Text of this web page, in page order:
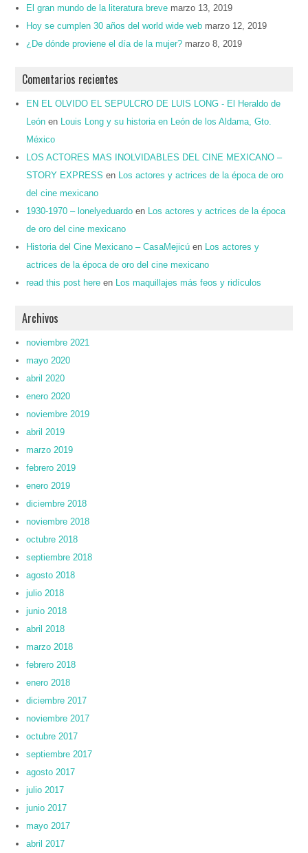
El gran mundo de la literatura breve marzo 13, 2019
Hoy se cumplen 30 años del world wide web marzo 12, 2019
¿De dónde proviene el día de la mujer? marzo 8, 2019
Comentarios recientes
EN EL OLVIDO EL SEPULCRO DE LUIS LONG - El Heraldo de
León en
Louis Long y su historia en León de los Aldama, Gto.
México
LOS ACTORES MAS INOLVIDABLES DEL CINE MEXICANO –
STORY EXPRESS en
Los actores y actrices de la época de oro
del cine mexicano
1930-1970 – lonelyeduardo en
Los actores y actrices de la época
de oro del cine mexicano
Historia del Cine Mexicano – CasaMejicú en
Los actores y
actrices de la época de oro del cine mexicano
read this post here en Los maquillajes más feos y ridículos
Archivos
noviembre 2021
mayo 2020
abril 2020
enero 2020
noviembre 2019
abril 2019
marzo 2019
febrero 2019
enero 2019
diciembre 2018
noviembre 2018
octubre 2018
septiembre 2018
agosto 2018
julio 2018
junio 2018
abril 2018
marzo 2018
febrero 2018
enero 2018
diciembre 2017
noviembre 2017
octubre 2017
septiembre 2017
agosto 2017
julio 2017
junio 2017
mayo 2017
abril 2017